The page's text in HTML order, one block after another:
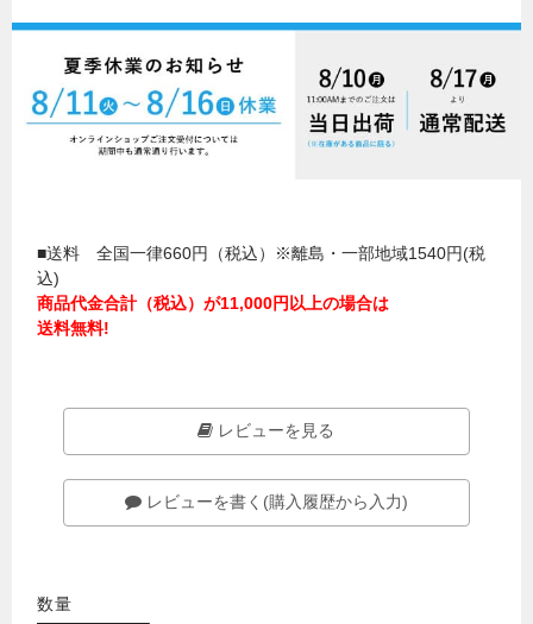
■送料 全国一律660円（税込）※離島・一部地域1540円(税
込)
商品代金合計（税込）が11,000円以上の場合は
送料無料!
レビューを見る
レビューを書く(購入履歴から入力)
数量